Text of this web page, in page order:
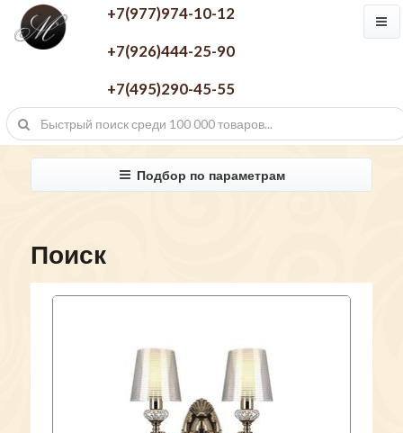
+7(977)974-10-12
+7(926)444-25-90
+7(495)290-45-55
Подбор по параметрам
Поиск